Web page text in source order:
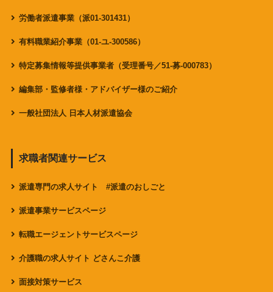
労働者派遣事業（派01-301431）
有料職業紹介事業（01-ユ-300586）
特定募集情報等提供事業者（受理番号／51-募-000783）
編集部・監修者様・アドバイザー様のご紹介
一般社団法人 日本人材派遣協会
求職者関連サービス
派遣専門の求人サイト #派遣のおしごと
派遣事業サービスページ
転職エージェントサービスページ
介護職の求人サイト どさんこ介護
面接対策サービス